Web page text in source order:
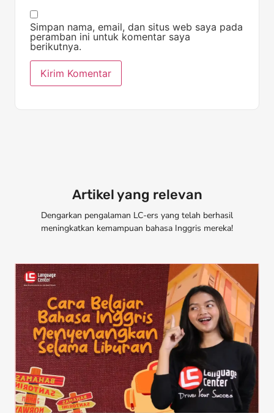
Simpan nama, email, dan situs web saya pada
peramban ini untuk komentar saya
berikutnya.
Artikel yang relevan
Dengarkan pengalaman LC-ers yang telah berhasil
meningkatkan kemampuan bahasa Inggris mereka!